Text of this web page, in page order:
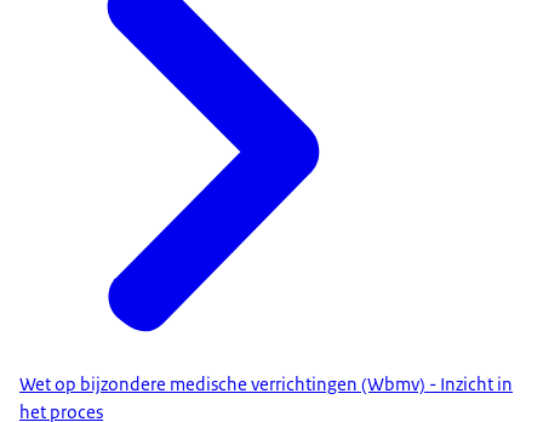
Wet op bijzondere medische verrichtingen (Wbmv) - Inzicht in
het proces